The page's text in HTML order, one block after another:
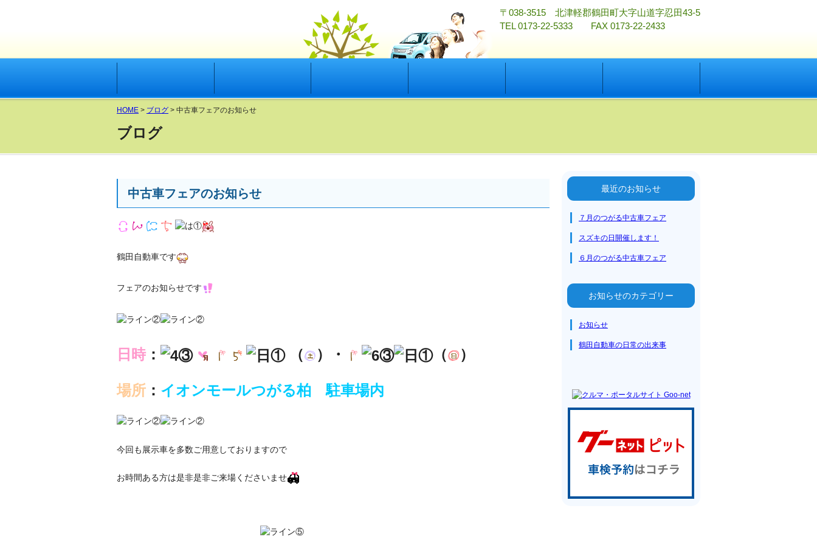
〒038-3515 北津軽郡鶴田町大字山道字忍田43-5
TEL 0173-22-5333 FAX 0173-22-2433
HOME サービス
新車・中古車
ブログ よくある質問 交通アクセス
会社案内 お問い合わせ
HOME > ブログ > 中古車フェアのお知らせ
ブログ
中古車フェアのお知らせ
鶴田自動車です
フェアのお知らせです
日時 ： （ ）・ （ ）
場所 ： イオンモールつがる柏 駐車場内
今回も展示車を多数ご用意しておりますので
お時間ある方は是非是非ご来場くださいませ
最近のお知らせ
７月のつがる中古車フェア
スズキの日開催します！
６月のつがる中古車フェア
お知らせのカテゴリー
お知らせ
鶴田自動車の日常の出来事